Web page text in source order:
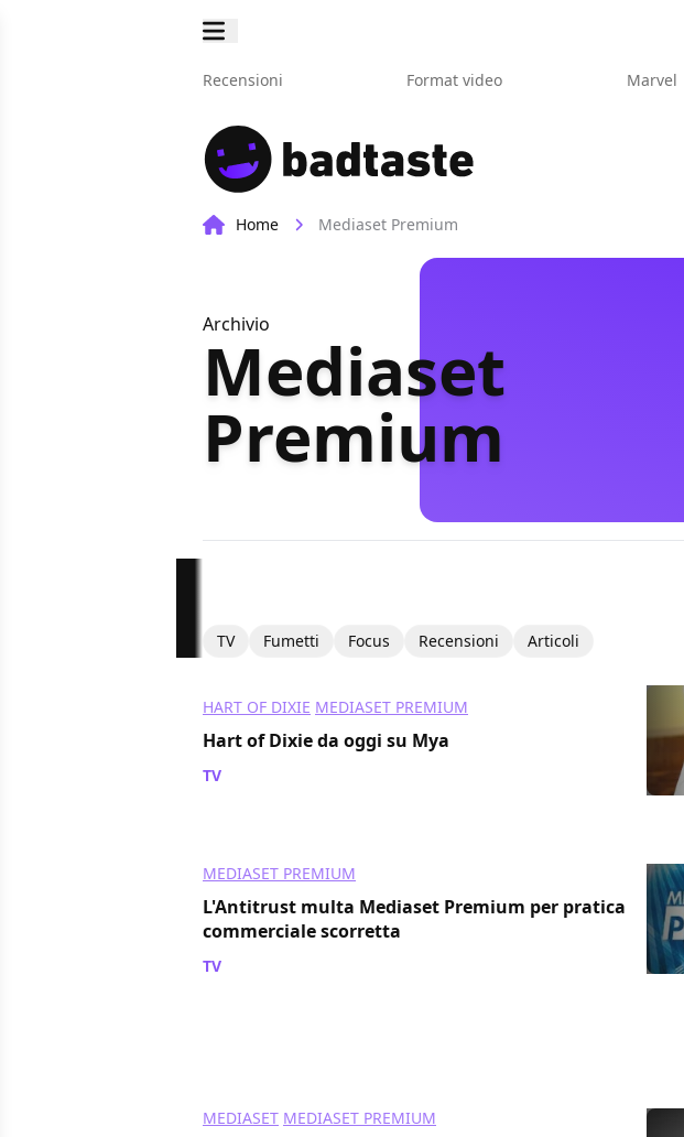
Recensioni Format video Marvel
Home Mediaset Premium
Archivio
Mediaset
Premium
TV Fumetti Focus Recensioni Articoli
HART OF DIXIE MEDIASET PREMIUM
Hart of Dixie da oggi su Mya
TV
MEDIASET PREMIUM
L'Antitrust multa Mediaset Premium per pratica
commerciale scorretta
TV
MEDIASET MEDIASET PREMIUM